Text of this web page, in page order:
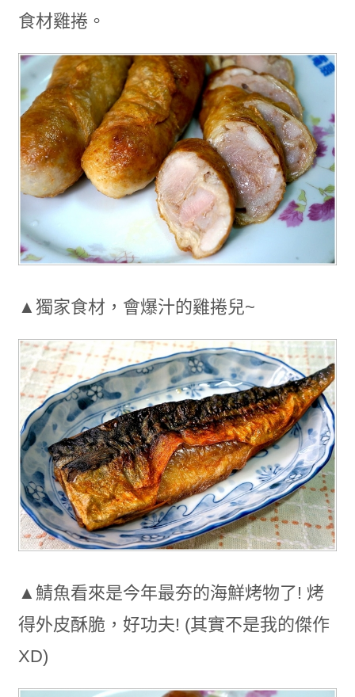
食材雞捲。
▲獨家食材，會爆汁的雞捲兒~
▲鯖魚看來是今年最夯的海鮮烤物了! 烤
得外皮酥脆，好功夫! (其實不是我的傑作
XD)